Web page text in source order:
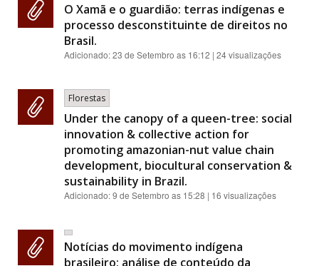
O Xamã e o guardião: terras indígenas e
processo desconstituinte de direitos no
Brasil.
Adicionado:23 de Setembro as 16:12 | 24 visualizações
Florestas
Under the canopy of a queen-tree: social
innovation & collective action for
promoting amazonian-nut value chain
development, biocultural conservation &
sustainability in Brazil.
Adicionado:9 de Setembro as 15:28 | 16 visualizações
Notícias do movimento indígena
brasileiro: análise de conteúdo da